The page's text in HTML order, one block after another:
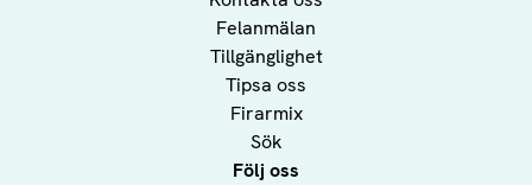
Felanmälan
Tillgänglighet
Tipsa oss
Firarmix
Sök
Följ oss